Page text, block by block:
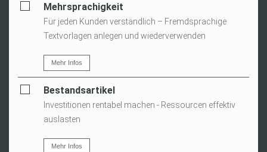
Mehrsprachigkeit
Für jeden Kunden verständlich – Fremdsprachige
Textvorlagen anlegen und wiederverwenden
Mehr Infos
Bestandsartikel
Investitionen rentabel machen - Ressourcen effektiv
auslasten
Mehr Infos